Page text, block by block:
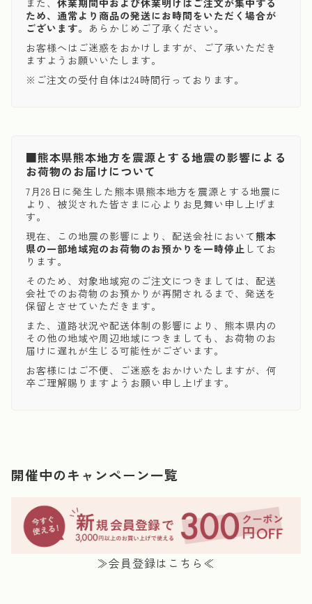
また、 休業期間中および休業明けはご注文が集中する
ため、通常より商品の発送にお時間をいただく場合が
ございます。 あらかじめご了承ください。
お客様へはご迷惑をおかけしますが、ご了承いただき
ますようお願いいたします。
※ご注文の受付自体は24時間行っております。
■熊本県熊本地方を震源とする地震の影響による
お荷物のお届けについて
7月28日に発生した熊本県熊本地方を震源とする地震に
より、被災された皆さまに心よりお見舞い申し上げま
す。
現在、この地震の影響により、配送会社において熊本
県の一部地域宛のお荷物のお預かりを一時停止 してお
ります。
そのため、対象地域宛のご注文につきましては、配送
会社でのお荷物のお預かりが再開されるまで、発送を
保留とさせていただきます。
また、道路状況や配送体制の影響により、熊本県内の
その他の地域や周辺地域につきましても、お荷物のお
届けに遅れが生じる可能性がございます。
お客様にはご不便、ご迷惑をおかけいたしますが、何
卒ご理解賜りますようお願い申し上げます。
開催中のキャンペーン一覧
≫会員登録はこちら≪